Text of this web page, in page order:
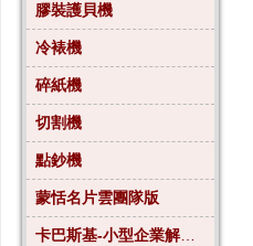
膠裝護貝機
冷裱機
碎紙機
切割機
點鈔機
蒙恬名片雲團隊版
卡巴斯基-小型企業解決方案4